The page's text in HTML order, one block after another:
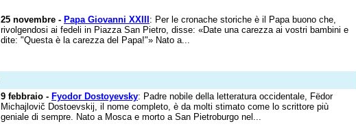
25 novembre - Papa Giovanni XXIII : Per le cronache storiche è il Papa buono che,
rivolgendosi ai fedeli in Piazza San Pietro, disse: «Date una carezza ai vostri bambini e
dite: "Questa è la carezza del Papa!"» Nato a...
9 febbraio - Fyodor Dostoyevsky: Padre nobile della letteratura occidentale, Fëdor
Michajlovič Dostoevskij, il nome completo, è da molti stimato come lo scrittore più
geniale di sempre. Nato a Mosca e morto a San Pietroburgo nel...